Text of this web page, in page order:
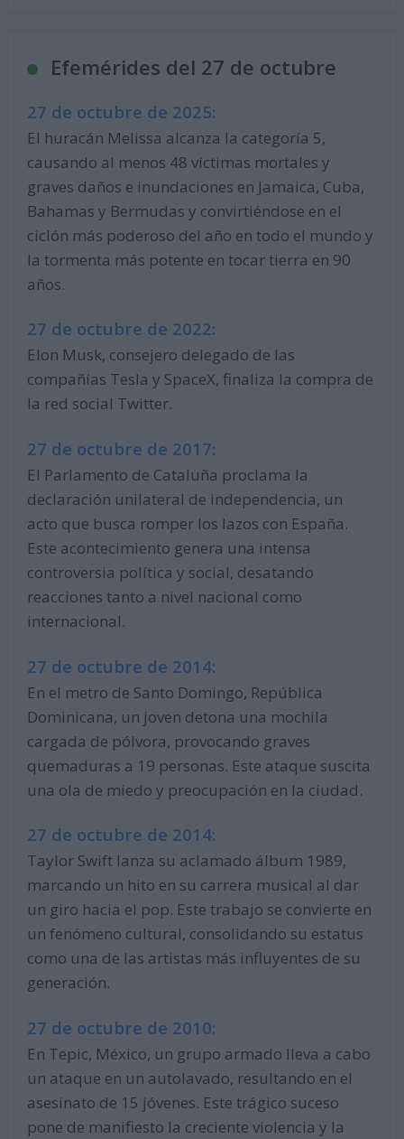
Efemérides del 27 de octubre
27 de octubre de 2025:
El huracán Melissa alcanza la categoría 5,
causando al menos 48 víctimas mortales y
graves daños e inundaciones en Jamaica, Cuba,
Bahamas y Bermudas y convirtiéndose en el
ciclón más poderoso del año en todo el mundo y
la tormenta más potente en tocar tierra en 90
años.
27 de octubre de 2022:
Elon Musk, consejero delegado de las
compañías Tesla y SpaceX, finaliza la compra de
la red social Twitter.
27 de octubre de 2017:
El Parlamento de Cataluña proclama la
declaración unilateral de independencia, un
acto que busca romper los lazos con España.
Este acontecimiento genera una intensa
controversia política y social, desatando
reacciones tanto a nivel nacional como
internacional.
27 de octubre de 2014:
En el metro de Santo Domingo, República
Dominicana, un joven detona una mochila
cargada de pólvora, provocando graves
quemaduras a 19 personas. Este ataque suscita
una ola de miedo y preocupación en la ciudad.
27 de octubre de 2014:
Taylor Swift lanza su aclamado álbum 1989,
marcando un hito en su carrera musical al dar
un giro hacia el pop. Este trabajo se convierte en
un fenómeno cultural, consolidando su estatus
como una de las artistas más influyentes de su
generación.
27 de octubre de 2010:
En Tepic, México, un grupo armado lleva a cabo
un ataque en un autolavado, resultando en el
asesinato de 15 jóvenes. Este trágico suceso
pone de manifiesto la creciente violencia y la